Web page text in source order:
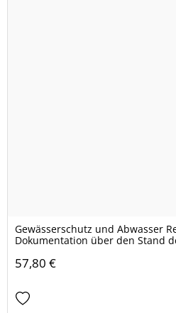
Gewässerschutz und Abwasser
Dokumentation über den Stand
57,80 €